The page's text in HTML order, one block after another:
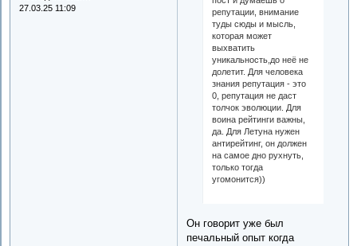
27.03.25 11:09
репутации, внимание
туды сюды и мысль,
которая может
выхватить
уникальность,до неё не
долетит. Для человека
знания репутация - это
0, репутация не даст
толчок эволюции. Для
воина рейтинги важны,
да. Для Летуна нужен
антирейтинг, он должен
на самое дно рухнуть,
только тогда
угомонится))
Он говорит уже был
печальный опыт когда